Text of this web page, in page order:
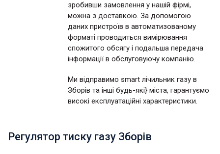
зробивши замовлення у нашій фірмі,
можна з доставкою. За допомогою
даних пристроїв в автоматизованому
форматі проводиться вимірювання
спожитого обсягу і подальша передача
інформації в обслуговуючу компанію.
Ми відправимо smart лічильник газу в
Зборів та інші будь-які} міста, гарантуємо
високі експлуатаційні характеристики.
Регулятор тиску газу Зборів